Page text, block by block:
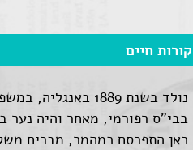
קורות חיים
נולד בשנת 1889
בבי"ס רפורמי, מאחר והיה נער
כאן התפרסם כמהמר, מבריח